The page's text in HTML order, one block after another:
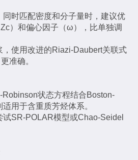
时匹配密度和分子量时，建议优
）和偏心因子（ω），比单独调
使用改进的Riazi-Daubert关联式
准确。
状态方程结合Boston-
用于含重质芳烃体系。
SR-POLAR模型或Chao-Seidel